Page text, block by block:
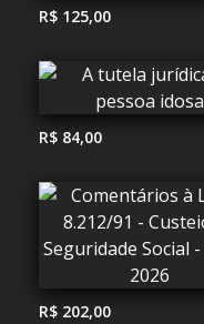
R$ 125,00
R$ 84,00
R$ 202,00